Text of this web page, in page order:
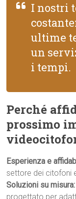
I nostri
ultime
un
i tempi.
Perché
prossimo
Esperienza e
settore dei citofoni
Soluzioni su misura:
progettato per